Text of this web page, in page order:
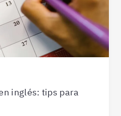
inglés: tips para